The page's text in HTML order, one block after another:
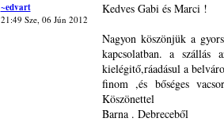
~edvart
21:49 Sze, 06 Jún 2012
Kedves Gabi és Marci !
Nagyon köszönjük a
kapcsolatban. a szállás
kielégitő,ráadásul a
finom ,és bőséges
Köszönettel
Barna . Debreceből